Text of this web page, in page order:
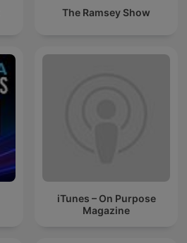
The Ramsey Show
iTunes – On Purpose
Magazine